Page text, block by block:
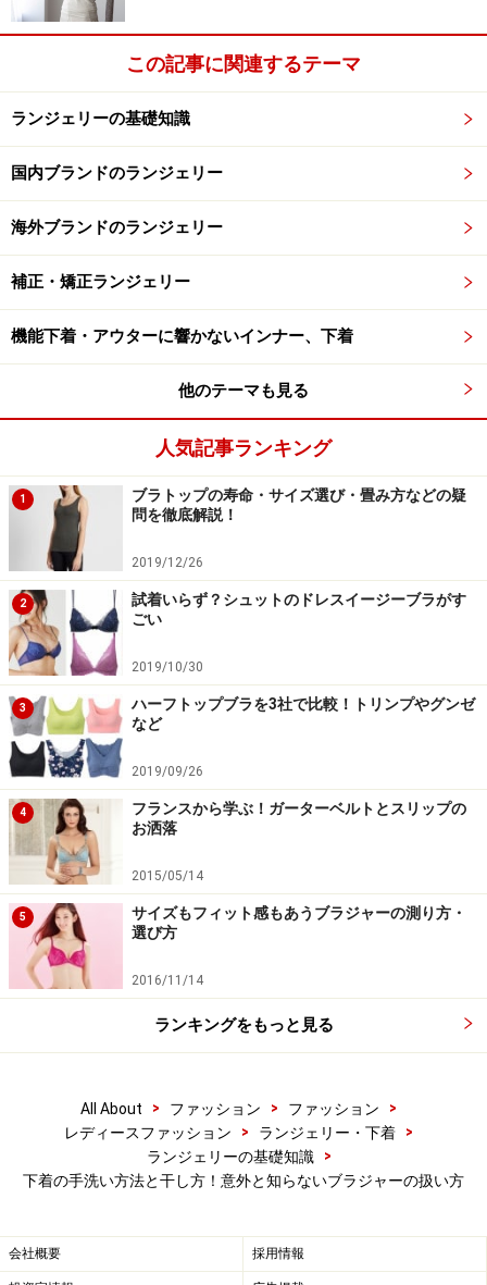
ゆっくり、丁寧に押し洗いします。
●ブラの手洗い1：押し洗い
ブラジャー全体を洗濯液につけて、ゆっくり押し洗いを
します。
カップの内側の細部を丁寧に洗います。
●ブラの手洗い2：ブラの細部を洗う
押し洗いの後、カップ内部のアンダーワイヤー部分やパ
ッドを入れる部分、カップサイド部分を、丁寧に洗剤液
の泡で、汚れを落とします。
●ブラの手洗い3：再度押し洗い
最後に、数回押し洗いをし、カップを重ねて水を切りま
ブラジャーのすすぎ方・脱水・干し方
ゆっくり押し洗いをして、洗剤をおとします。
●すすぎ
水槽にぬるま湯を入れて、押し洗いを繰り返し、洗剤を
落とします。
すすぎ洗いを数回繰り返して、カップを重ねて、軽く水
分を切ります。
●脱水
すすぎ洗いを終えた下着を、ネットに入れて洗濯機に入
れて30秒から1分くらい軽く脱水します。
すすぎ洗いを終えたブラジャーは、できるだけ早く水分
を脱水します。
て、形を整えます。
●干し方
この記事に関連するテーマ
ランジェリーの基礎知識
国内ブランドのランジェリー
海外ブランドのランジェリー
補正・矯正ランジェリー
機能下着・アウターに響かないインナー、下着
他のテーマも見る
人気記事ランキング
1
ブラトップの寿命・サイズ選び・畳み方などの疑
問を徹底解説！
2019/12/26
2
試着いらず？シュットのドレスイージーブラがす
ごい
2019/10/30
3
ハーフトップブラを3社で比較！トリンプやグンゼ
など
2019/09/26
4
フランスから学ぶ！ガーターベルトとスリップの
お洒落
2015/05/14
5
サイズもフィット感もあうブラジャーの測り方・
選び方
2016/11/14
ランキングをもっと見る
All About > ファッション > ファッション
>
レディースファッション
> ランジェリー・下着
>
ランジェリーの基礎知識
>
下着の手洗い方法と干し方！意外と知らないブラジャーの扱い方
会社概要 採用情報